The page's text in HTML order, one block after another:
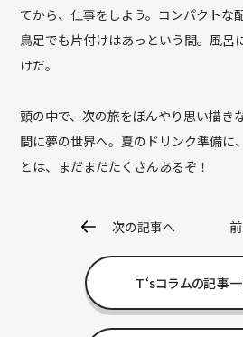
てから、仕事をしよう。コンパクトな
鳥足でも片付けはあっという間。風呂
けだ。
頭の中で、次の旅をぼんやり思い描き
間に夢の世界へ。夏のドリンク準備
とは、まだまだたくさんあるぞ！
次の記事へ
T‘sコラムの記事